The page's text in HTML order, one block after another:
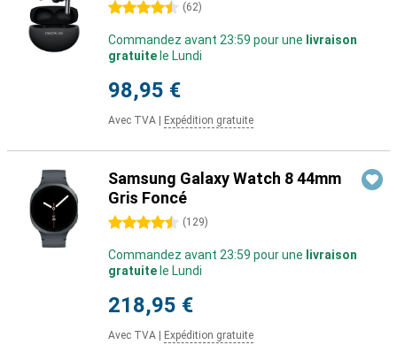
4.5 étoiles (62)
Commandez avant 23:59 pour une livraison
gratuite le Lundi
98,95 €
Avec TVA Expédition gratuite
Samsung Galaxy Watch 8 44mm
Gris Foncé
4.5 étoiles (129)
Commandez avant 23:59 pour une livraison
gratuite le Lundi
218,95 €
Avec TVA Expédition gratuite